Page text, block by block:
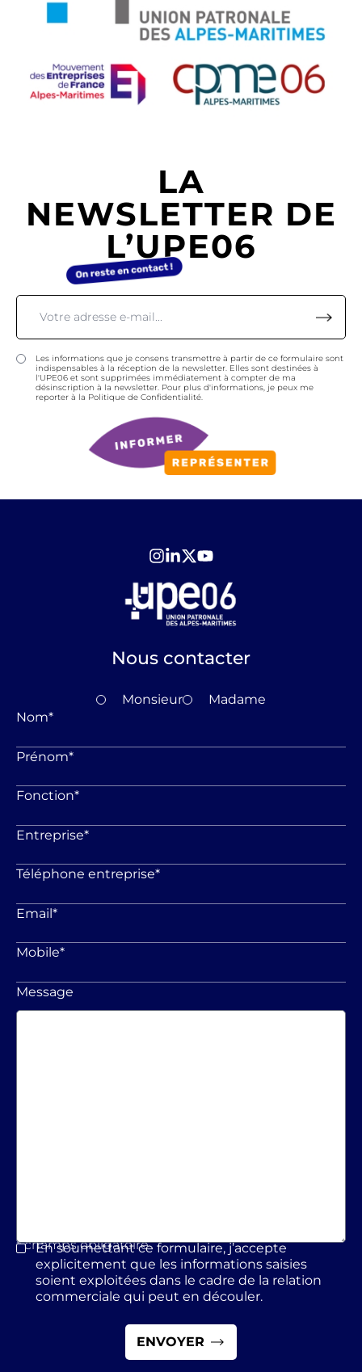
LA
NEWSLETTER DE
L’UPE06
Les informations que je consens transmettre à partir de ce formulaire sont
indispensables à la réception de la newsletter. Elles sont destinées à
l'UPE06 et sont supprimées immédiatement à compter de ma
désinscription à la newsletter. Pour plus d'informations, je peux me
reporter à la Politique de Confidentialité.
Nous contacter
Monsieur
Madame
Nom*
Prénom*
Fonction*
Entreprise*
Téléphone entreprise*
Email*
Mobile*
Message
* champs obligatoire
En soumettant ce formulaire, j’accepte
explicitement que les informations saisies
soient exploitées dans le cadre de la relation
commerciale qui peut en découler.